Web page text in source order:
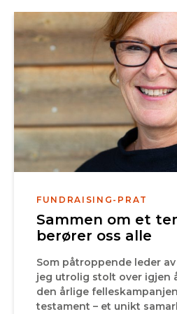
FUNDRAISING-PRAT
Sammen om et
berører oss alle
Som påtroppende leder
jeg utrolig stolt over igjen
den årlige
testament – et unikt